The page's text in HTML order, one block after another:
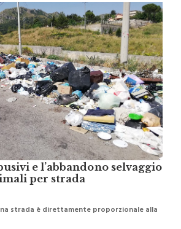
e l’abbandono selvaggio
per strada
strada è direttamente proporzionale alla